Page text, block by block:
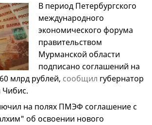
В период Петербургского
международного
экономического форума
правительством
Мурманской области
подписано соглашений на
млрд рублей, сообщил губернатор
Чибис.
на полях ПМЭФ соглашение с
об освоении нового